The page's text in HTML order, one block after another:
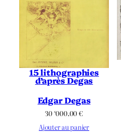
15 lithographies
d’après Degas
Edgar Degas
30 ‘000.00€
Ajouter au panier